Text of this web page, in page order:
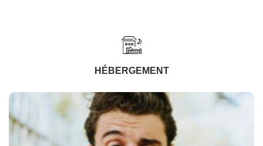
HÉBERGEMENT